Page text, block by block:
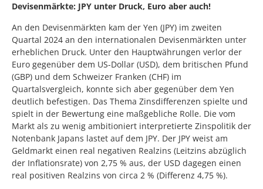
Devisenmärkte: JPY unter Druck, Euro aber auch!
An den Devisenmärkten kam der Yen (JPY) im zweiten
Quartal 2024 an den internationalen Devisenmärkten unter
erheblichen Druck. Unter den Hauptwährungen verlor der
Euro gegenüber dem US-Dollar (USD), dem britischen Pfund
(GBP) und dem Schweizer Franken (CHF) im
Quartalsvergleich, konnte sich aber gegenüber dem Yen
deutlich befestigen. Das Thema Zinsdifferenzen spielte und
spielt in der Bewertung eine maßgebliche Rolle. Die vom
Markt als zu wenig ambitioniert interpretierte Zinspolitik der
Notenbank Japans lastet auf dem JPY. Der JPY weist am
Geldmarkt einen real negativen Realzins (Leitzins abzüglich
der Inflationsrate) von 2,75 % aus, der USD dagegen einen
real positiven Realzins von circa 2 % (Differenz 4,75 %).